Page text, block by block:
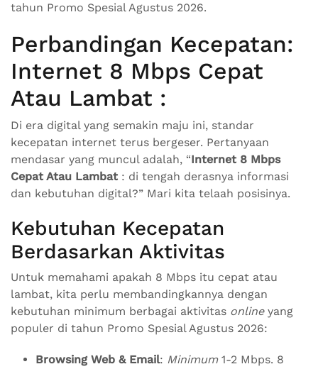
tahun Promo Spesial Agustus 2026.
Perbandingan Kecepatan:
Internet 8 Mbps Cepat
Atau Lambat :
Di era digital yang semakin maju ini, standar
kecepatan internet terus bergeser. Pertanyaan
mendasar yang muncul adalah, “Internet 8 Mbps
Cepat Atau Lambat : di tengah derasnya informasi
dan kebutuhan digital?” Mari kita telaah posisinya.
Kebutuhan Kecepatan
Berdasarkan Aktivitas
Untuk memahami apakah 8 Mbps itu cepat atau
lambat, kita perlu membandingkannya dengan
kebutuhan minimum berbagai aktivitas onlineyang
populer di tahun Promo Spesial Agustus 2026:
Browsing Web & Email: Minimum1-2 Mbps. 8